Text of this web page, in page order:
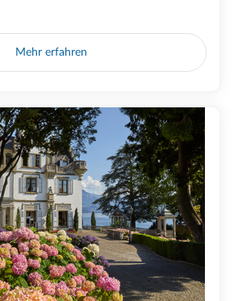
Mehr erfahren